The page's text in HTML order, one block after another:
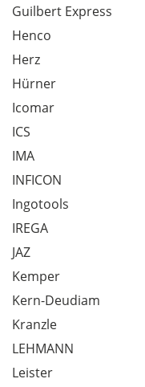
Guilbert Express
Henco
Herz
Hürner
Icomar
ICS
IMA
INFICON
Ingotools
IREGA
JAZ
Kemper
Kern-Deudiam
Kranzle
LEHMANN
Leister